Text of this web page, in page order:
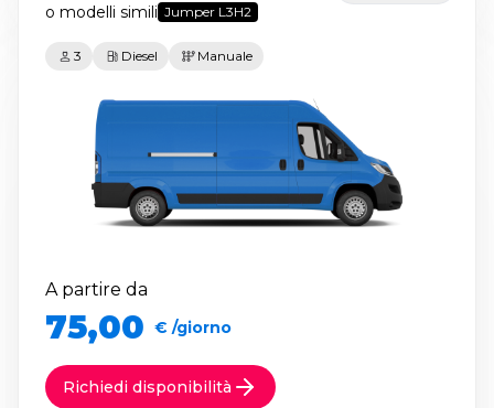
o modelli simili Jumper L3H2
3 Diesel Manuale
A partire da
75,00 € /giorno
Richiedi disponibilità